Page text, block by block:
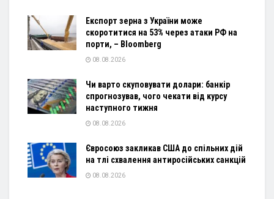
Експорт зерна з України може
скоротитися на 53% через атаки РФ на
порти, – Bloomberg
08.08.2026
Чи варто скуповувати долари: банкір
спрогнозував, чого чекати від курсу
наступного тижня
08.08.2026
Євросоюз закликав США до спільних дій
на тлі схвалення антиросійських санкцій
08.08.2026